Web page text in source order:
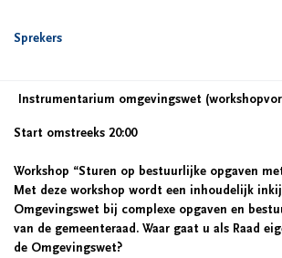
Sprekers
Instrumentarium omgevingswet
Start omstreeks 20:00
Workshop “Sturen op bestuurlijke opgaven
Met deze workshop wordt een inhoudelijk
Omgevingswet bij complexe opgaven en
van de gemeenteraad. Waar gaat u als Raad
de Omgevingswet?